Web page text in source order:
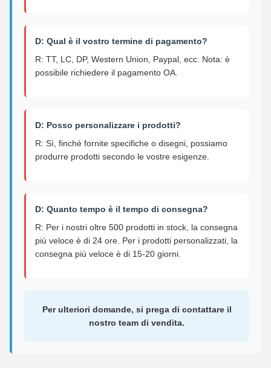
D: Qual è il vostro termine di pagamento?
R: TT, LC, DP, Western Union, Paypal, ecc. Nota: è
possibile richiedere il pagamento OA.
D: Posso personalizzare i prodotti?
R: Sì, finché fornite specifiche o disegni, possiamo
produrre prodotti secondo le vostre esigenze.
D: Quanto tempo è il tempo di consegna?
R: Per i nostri oltre 500 prodotti in stock, la consegna
più veloce è di 24 ore. Per i prodotti personalizzati, la
consegna più veloce è di 15-20 giorni.
Per ulteriori domande, si prega di contattare il
nostro team di vendita.